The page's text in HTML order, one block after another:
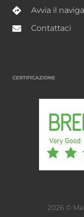
Avvia il
Contattaci
CERTIFICAZIONE
2026 ©